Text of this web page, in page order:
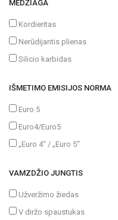
MEDŽIAGA
Kordieritas
Nerūdijantis plienas
Silicio karbidas
IŠMETIMO EMISIJOS NORMA
Euro 5
Euro4/Euro5
„Euro 4“ / „Euro 5“
VAMZDŽIO JUNGTIS
Užveržimo žiedas
V diržo spaustukas